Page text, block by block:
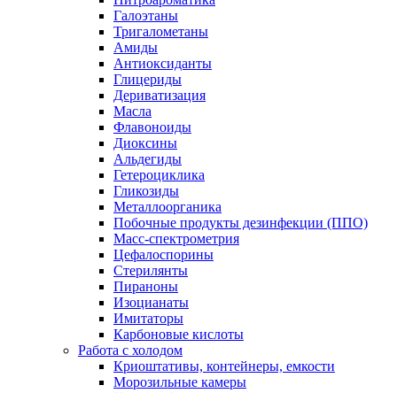
Галоэтаны
Тригалометаны
Амиды
Антиоксиданты
Глицериды
Дериватизация
Масла
Флавоноиды
Диоксины
Альдегиды
Гетероциклика
Гликозиды
Металлоорганика
Побочные продукты дезинфекции (ППО)
Масс-спектрометрия
Цефалоспорины
Стерилянты
Пираноны
Изоцианаты
Имитаторы
Карбоновые кислоты
Работа с холодом
Криоштативы, контейнеры, емкости
Морозильные камеры